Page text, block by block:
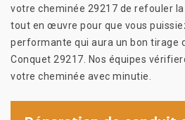
votre cheminée 29217 de refouler
tout en œuvre pour que vous
performante qui aura un bon tirage
Conquet 29217. Nos équipes
votre cheminée avec minutie.